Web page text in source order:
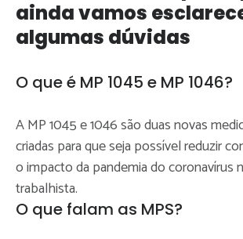
ainda vamos
algumas dúvidas
O que é MP 1045 e MP 1046?
A MP 1045 e 1046 são duas novas
criadas para que seja possível reduzir
o impacto da pandemia do coronavírus
trabalhista.
O que falam as MPS?